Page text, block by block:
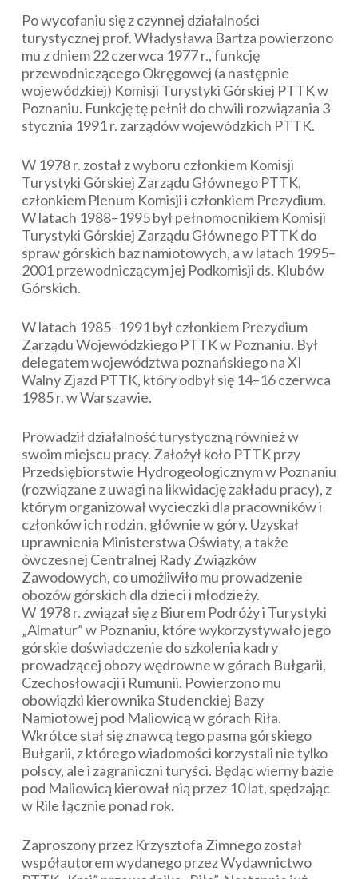
Po wycofaniu się z czynnej działalności
turystycznej prof. Władysława Bartza powierzono
mu z dniem 22 czerwca 1977 r., funkcję
przewodniczącego Okręgowej (a następnie
wojewódzkiej) Komisji Turystyki Górskiej PTTK w
Poznaniu. Funkcję tę pełnił do chwili rozwiązania 3
stycznia 1991 r. zarządów wojewódzkich PTTK.
W 1978 r. został z wyboru członkiem Komisji
Turystyki Górskiej Zarządu Głównego PTTK,
członkiem Plenum Komisji i członkiem Prezydium.
W latach 1988–1995 był pełnomocnikiem Komisji
Turystyki Górskiej Zarządu Głównego PTTK do
spraw górskich baz namiotowych, a w latach 1995–
2001 przewodniczącym jej Podkomisji ds. Klubów
Górskich.
W latach 1985–1991 był członkiem Prezydium
Zarządu Wojewódzkiego PTTK w Poznaniu. Był
delegatem województwa poznańskiego na XI
Walny Zjazd PTTK, który odbył się 14–16 czerwca
1985 r. w Warszawie.
Prowadził działalność turystyczną również w
swoim miejscu pracy. Założył koło PTTK przy
Przedsiębiorstwie Hydrogeologicznym w Poznaniu
(rozwiązane z uwagi na likwidację zakładu pracy), z
którym organizował wycieczki dla pracowników i
członków ich rodzin, głównie w góry. Uzyskał
uprawnienia Ministerstwa Oświaty, a także
ówczesnej Centralnej Rady Związków
Zawodowych, co umożliwiło mu prowadzenie
obozów górskich dla dzieci i młodzieży.
W 1978 r. związał się z Biurem Podróży i Turystyki
„Almatur” w Poznaniu, które wykorzystywało jego
górskie doświadczenie do szkolenia kadry
prowadzącej obozy wędrowne w górach Bułgarii,
Czechosłowacji i Rumunii. Powierzono mu
obowiązki kierownika Studenckiej Bazy
Namiotowej pod Maliowicą w górach Riła.
Wkrótce stał się znawcą tego pasma górskiego
Bułgarii, z którego wiadomości korzystali nie tylko
polscy, ale i zagraniczni turyści. Będąc wierny bazie
pod Maliowicą kierował nią przez 10 lat, spędzając
w Rile łącznie ponad rok.
Zaproszony przez Krzysztofa Zimnego został
współautorem wydanego przez Wydawnictwo